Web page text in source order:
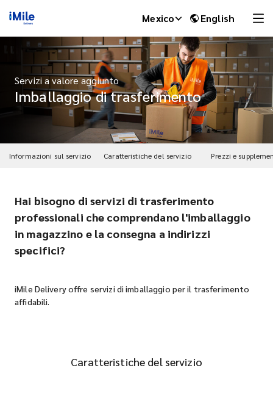
Mexico English
Servizi a valore aggiunto
Imballaggio di trasferimento
Informazioni sul servizio Caratteristiche del servizio Prezzi e
Hai bisogno di servizi di trasferimento
professionali che comprendano l'imballaggio
in magazzino e la consegna a indirizzi
specifici?
iMile Delivery offre servizi di imballaggio per il trasferimento
affidabili.
Caratteristiche del servizio
iMile Chat